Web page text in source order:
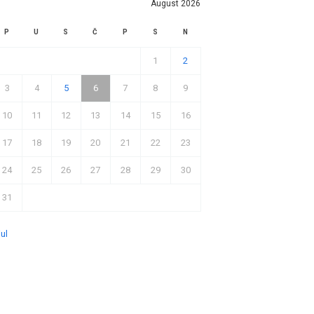
August 2026
P U S Č P S N
1 2
3 4 5 6 7 8 9
10 11 12 13 14 15 16
17 18 19 20 21 22 23
24 25 26 27 28 29 30
31